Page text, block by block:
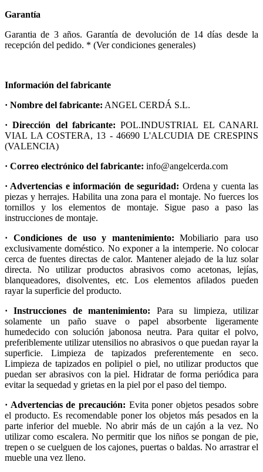
Garantía
Garantia de 3 años. Garantía de devolución de 14 días desde la
recepción del pedido. * (Ver condiciones generales)
Información del fabricante
· Nombre del fabricante: ANGEL CERDÁ S.L.
· Dirección del fabricante: POL.INDUSTRIAL EL CANARI.
VIAL LA COSTERA, 13 - 46690 L'ALCUDIA DE CRESPINS
(VALENCIA)
· Correo electrónico del fabricante: info@angelcerda.com
· Advertencias e información de seguridad: Ordena y cuenta las
piezas y herrajes. Habilita una zona para el montaje. No fuerces los
tornillos y los elementos de montaje. Sigue paso a paso las
instrucciones de montaje.
· Condiciones de uso y mantenimiento: Mobiliario para uso
exclusivamente doméstico. No exponer a la intemperie. No colocar
cerca de fuentes directas de calor. Mantener alejado de la luz solar
directa. No utilizar productos abrasivos como acetonas, lejías,
blanqueadores, disolventes, etc. Los elementos afilados pueden
rayar la superficie del producto.
· Instrucciones de mantenimiento: Para su limpieza, utilizar
solamente un paño suave o papel absorbente ligeramente
humedecido con solución jabonosa neutra. Para quitar el polvo,
preferiblemente utilizar utensilios no abrasivos o que puedan rayar la
superficie. Limpieza de tapizados preferentemente en seco.
Limpieza de tapizados en polipiel o piel, no utilizar productos que
puedan ser abrasivos con la piel. Hidratar de forma periódica para
evitar la sequedad y grietas en la piel por el paso del tiempo.
· Advertencias de precaución: Evita poner objetos pesados sobre
el producto. Es recomendable poner los objetos más pesados en la
parte inferior del mueble. No abrir más de un cajón a la vez. No
utilizar como escalera. No permitir que los niños se pongan de pie,
trepen o se cuelguen de los cajones, puertas o baldas. No arrastrar el
mueble una vez lleno.